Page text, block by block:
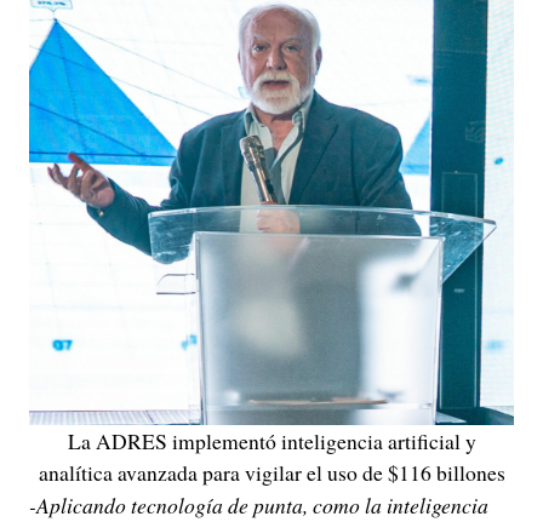
La ADRES implementó inteligencia artificial y
analítica avanzada para vigilar el uso de $116 billones
-Aplicando tecnología de punta, como la inteligencia